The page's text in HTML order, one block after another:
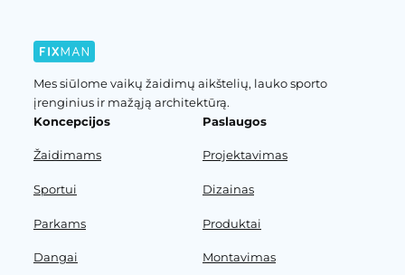
Mes siūlome vaikų žaidimų aikštelių, lauko sporto
įrenginius ir mažąją architektūrą.
Koncepcijos
Žaidimams
Sportui
Parkams
Dangai
Paslaugos
Projektavimas
Dizainas
Produktai
Montavimas